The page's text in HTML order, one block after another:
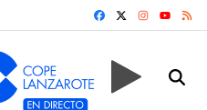
FACEBOOK
YOUTUBE